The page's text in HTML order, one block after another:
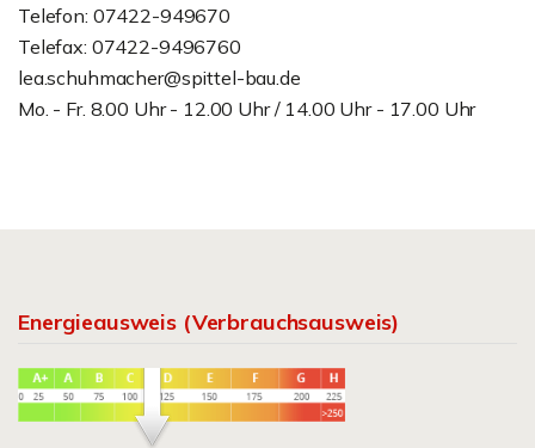
Telefon: 07422-949670
Telefax: 07422-9496760
lea.schuhmacher@spittel-bau.de
Mo. - Fr. 8.00 Uhr - 12.00 Uhr / 14.00 Uhr - 17.00 Uhr
Energieausweis (Verbrauchsausweis)